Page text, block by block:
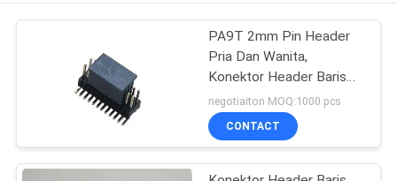
PRODUK
TENTANG
TUR
PA9T 2mm Pin Header
Pria Dan Wanita,
Konektor Header Baris
Ganda 500V
negotiaiton MOQ:1000 pcs
CONTACT